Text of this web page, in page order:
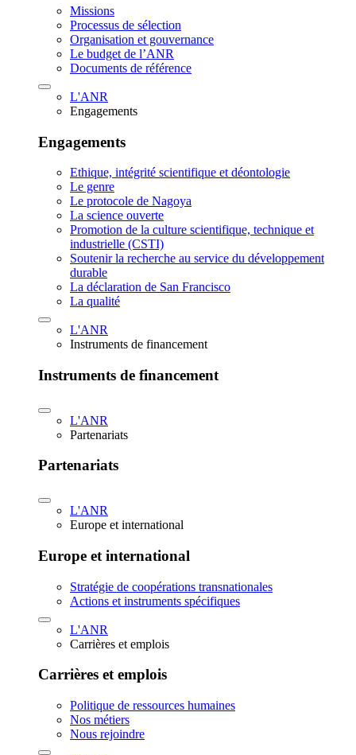
Missions
Processus de sélection
Organisation et gouvernance
Le budget de l’ANR
Documents de référence
L'ANR
Engagements
Engagements
Ethique, intégrité scientifique et déontologie
Le genre
Le protocole de Nagoya
La science ouverte
Promotion de la culture scientifique, technique et
industrielle (CSTI)
Soutenir la recherche au service du développement
durable
La déclaration de San Francisco
La qualité
L'ANR
Instruments de financement
Instruments de financement
L'ANR
Partenariats
Partenariats
L'ANR
Europe et international
Europe et international
Stratégie de coopérations transnationales
Actions et instruments spécifiques
L'ANR
Carrières et emplois
Carrières et emplois
Politique de ressources humaines
Nos métiers
Nous rejoindre